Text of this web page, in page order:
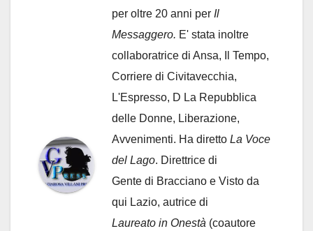
per oltre 20 anni per Il
Messaggero. E' stata inoltre
collaboratrice di Ansa, Il Tempo,
Corriere di Civitavecchia,
L'Espresso, D La Repubblica
delle Donne, Liberazione,
Avvenimenti. Ha diretto La Voce
del Lago. Direttrice di
Gente di Bracciano e Visto da
qui Lazio, autrice di
Laureato in Onestà (coautore